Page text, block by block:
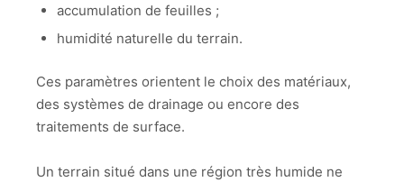
accumulation de feuilles ;
humidité naturelle du terrain.
Ces paramètres orientent le choix des matériaux,
des systèmes de drainage ou encore des
traitements de surface.
Un terrain situé dans une région très humide ne